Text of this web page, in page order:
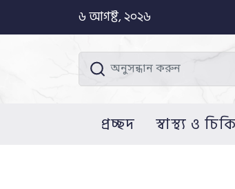
৬ আগষ্ট, ২০২৬
প্রচ্ছদ স্বাস্থ্য ও